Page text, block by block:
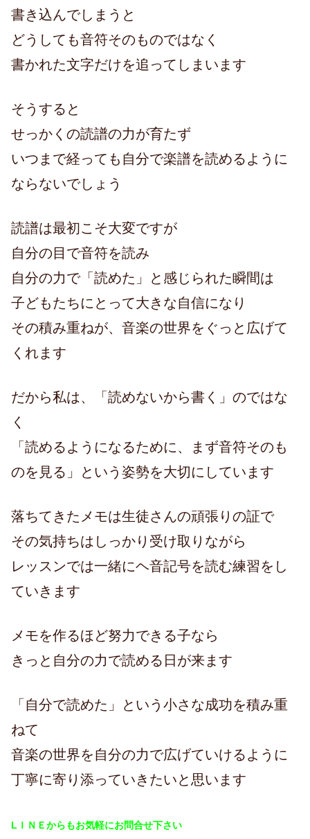
書き込んでしまうと
どうしても音符そのものではなく
書かれた文字だけを追ってしまいます
そうすると
せっかくの読譜の力が育たず
いつまで経っても自分で楽譜を読めるように
ならないでしょう
読譜は最初こそ大変ですが
自分の目で音符を読み
自分の力で「読めた」と感じられた瞬間は
子どもたちにとって大きな自信になり
その積み重ねが、音楽の世界をぐっと広げて
くれます
だから私は、「読めないから書く」のではな
く
「読めるようになるために、まず音符そのも
のを見る」という姿勢を大切にしています
落ちてきたメモは生徒さんの頑張りの証で
その気持ちはしっかり受け取りながら
レッスンでは一緒にヘ音記号を読む練習をし
ていきます
メモを作るほど努力できる子なら
きっと自分の力で読める日が来ます
「自分で読めた」という小さな成功を積み重
ねて
音楽の世界を自分の力で広げていけるように
丁寧に寄り添っていきたいと思います
LＩＮＥからもお気軽にお問合せ下さい